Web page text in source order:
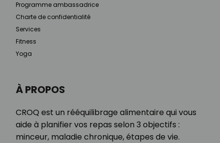
À PROPOS
CROQ est un rééquilibrage alimentaire qui vous
aide à planifier vos repas selon 3 objectifs :
minceur, maladie chronique, étapes de vie.
Programme ambassadrice
Charte de confidentialité
Services
Fitness
Yoga